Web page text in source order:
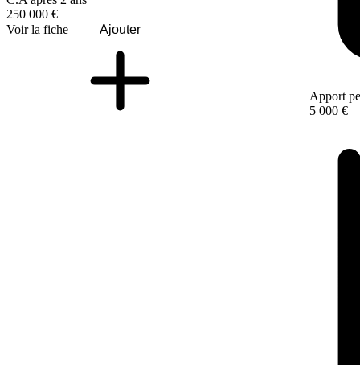
250 000 €
Voir la fiche
Ajouter
Apport
5 000 €